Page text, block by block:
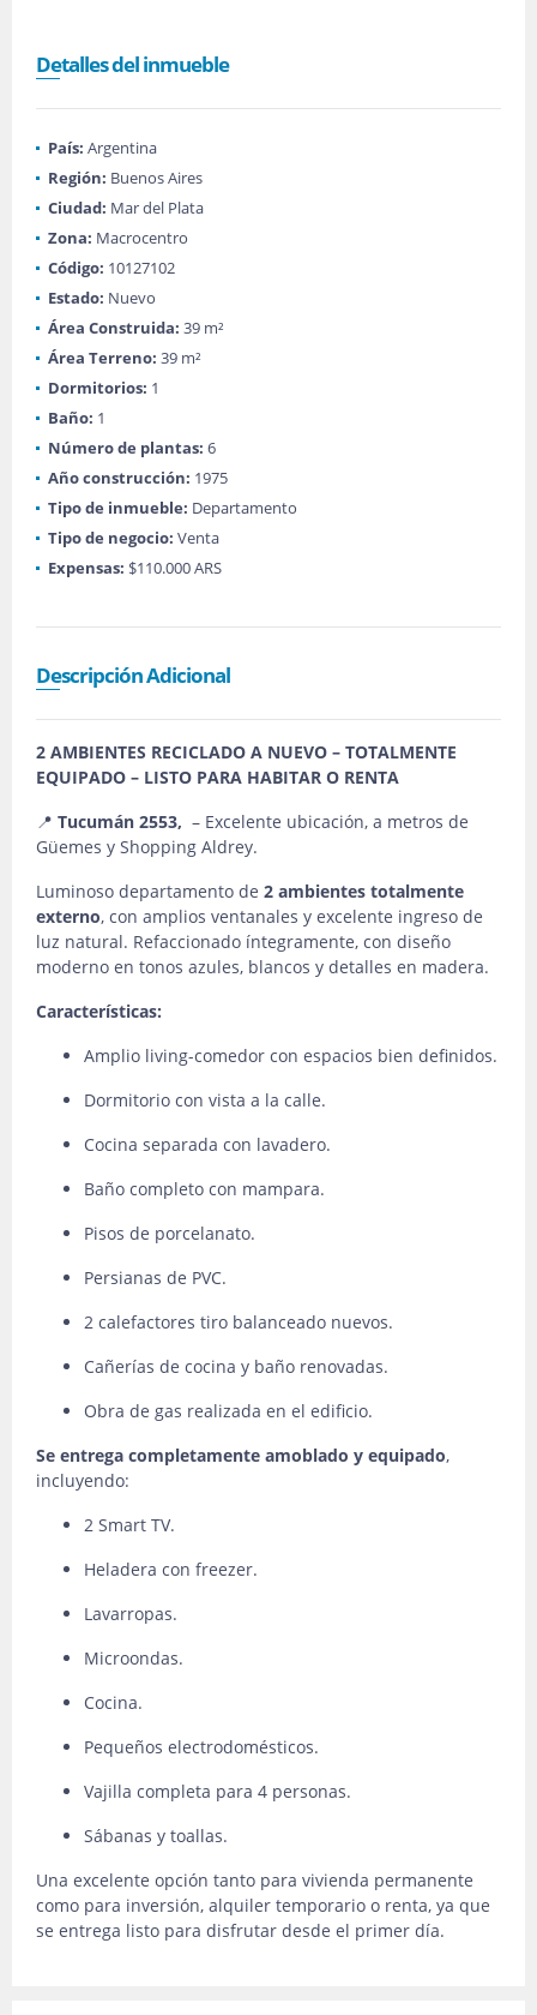
Detalles del inmueble
País: Argentina
Región: Buenos Aires
Ciudad: Mar del Plata
Zona: Macrocentro
Código: 10127102
Estado: Nuevo
Área Construida: 39 m²
Área Terreno: 39 m²
Dormitorios: 1
Baño: 1
Número de plantas: 6
Año construcción: 1975
Tipo de inmueble: Departamento
Tipo de negocio: Venta
Expensas: $110.000 ARS
Descripción Adicional
2 AMBIENTES RECICLADO A NUEVO – TOTALMENTE
EQUIPADO – LISTO PARA HABITAR O RENTA
📍 Tucumán 2553, – Excelente ubicación, a metros de
Güemes y Shopping Aldrey.
Luminoso departamento de 2 ambientes totalmente
externo, con amplios ventanales y excelente ingreso de
luz natural. Refaccionado íntegramente, con diseño
moderno en tonos azules, blancos y detalles en madera.
Características:
Amplio living-comedor con espacios bien definidos.
Dormitorio con vista a la calle.
Cocina separada con lavadero.
Baño completo con mampara.
Pisos de porcelanato.
Persianas de PVC.
2 calefactores tiro balanceado nuevos.
Cañerías de cocina y baño renovadas.
Obra de gas realizada en el edificio.
Se entrega completamente amoblado y equipado,
incluyendo:
2 Smart TV.
Heladera con freezer.
Lavarropas.
Microondas.
Cocina.
Pequeños electrodomésticos.
Vajilla completa para 4 personas.
Sábanas y toallas.
Una excelente opción tanto para vivienda permanente
como para inversión, alquiler temporario o renta, ya que
se entrega listo para disfrutar desde el primer día.